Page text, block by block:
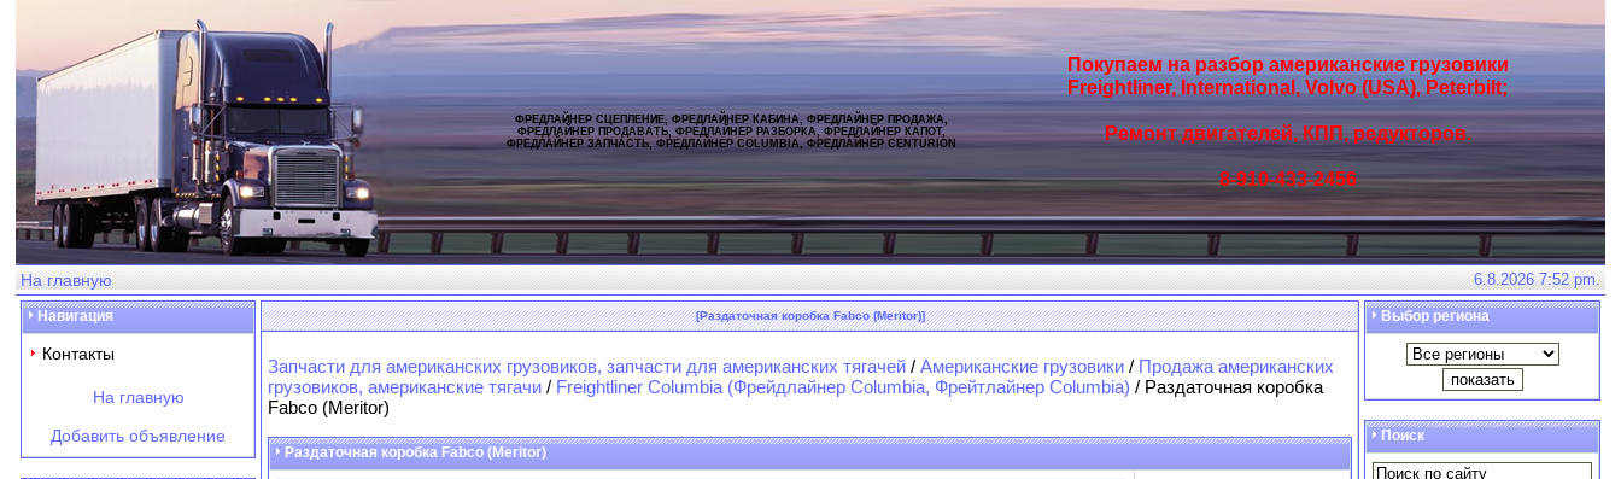
ФРЕДЛАЙНЕР СЦЕПЛЕНИЕ, ФРЕДЛАЙНЕР КАБИНА, ФРЕДЛАЙНЕР ПРОДАЖА,
ФРЕДЛАЙНЕР ПРОДАВАТЬ, ФРЕДЛАЙНЕР РАЗБОРКА, ФРЕДЛАЙНЕР КАПОТ,
ФРЕДЛАЙНЕР ЗАПЧАСТЬ, ФРЕДЛАЙНЕР COLUMBIA, ФРЕДЛАЙНЕР CENTURION
Покупаем на разбор американские грузовики
Freightliner, International, Volvo (USA), Peterbilt;
Ремонт двигателей, КПП, редукторов.
8-910-433-2456
На главную 6.8.2026 7:52 pm.
Навигация
Контакты
На главную
Добавить объявление
[Раздаточная коробка Fabco (Meritor)]
Запчасти для американских грузовиков, запчасти для американских тягачей / Американские грузовики / Продажа американских
грузовиков, американские тягачи / Freightliner Columbia (Фрейдлайнер Columbia, Фрейтлайнер Columbia) / Раздаточная коробка
Fabco (Meritor)
Раздаточная коробка Fabco (Meritor)
Выбор региона
Поиск